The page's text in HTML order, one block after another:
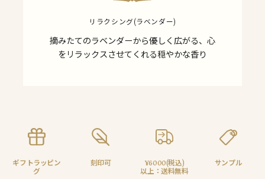
リラクシング(ラベンダー)
摘みたてのラベンダーから優しく広がる、心
をリラックスさせてくれる穏やかな香り
ギフトラッピン
グ
刻印可
¥6000(税込)
以上：送料無料
サンプル